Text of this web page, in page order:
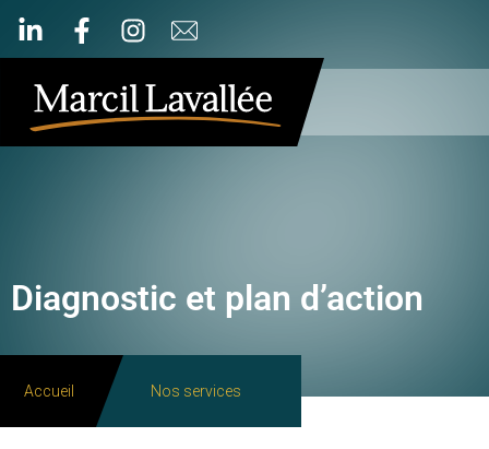
Diagnostic et plan d’action
Accueil Nos services